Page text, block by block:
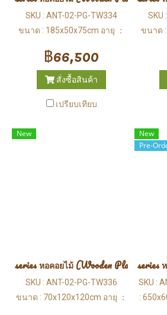
SKU : ANT-02-PG-TW334
ขนาด : 185x50x75cm อายุ ：
฿66,500
สั่งซื้อสินค้า
เปรียบเทียบ
SKU
ขนาด :
New
series หอคอยไม้ (Wooden Playground)
SKU : ANT-02-PG-TW336
ขนาด : 70x120x120cm อายุ ：
New
Pre-
series
SKU :
: